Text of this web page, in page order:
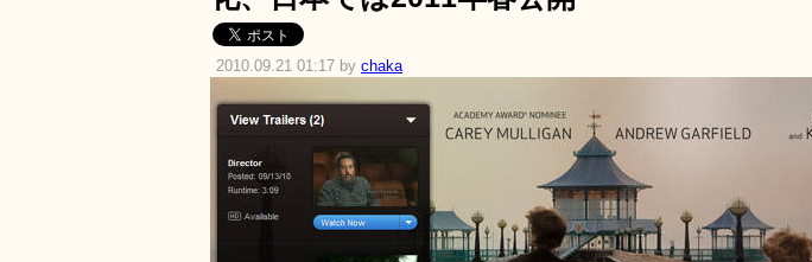
2010.09.21 01:17 by chaka